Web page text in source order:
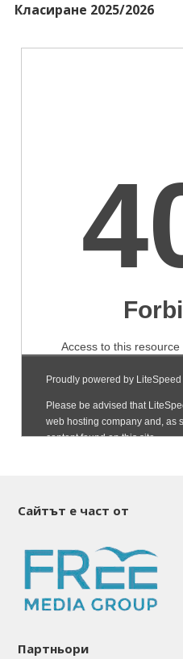
Класиране 2025/2026
Сайтът е част от
Партньори